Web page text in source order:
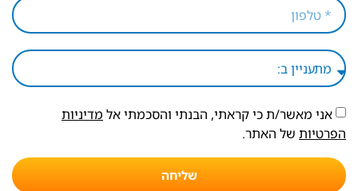
אני מאשר/ת כי קראתי, הבנתי והסכמתי אל מדיניות
הפרטיות של האתר.
שליחה